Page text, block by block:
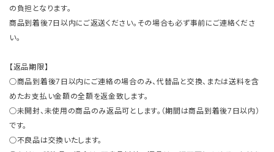
の負担となります。
商品到着後7日以内にご返送ください。その場合も必ず事前にご連絡くださ
い。
【返品期限】
○商品到着後7日以内にご連絡の場合のみ、代替品と交換、または送料を含
めたお支払い金額の全額を返金致します。
○未開封、未使用の商品のみ返品可とします。（期間は商品到着後7日以内）
です。
○不良品は交換いたします。